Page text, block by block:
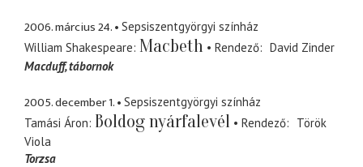
2006. március 24.
Sepsiszentgyörgyi színház
William Shakespeare Macbeth Rendező
David Zinder
Macduff tábornok
2005. december 1.
Sepsiszentgyörgyi színház
Tamási Áron Boldog nyárfalevél Rendező
Török
Viola
Torzsa